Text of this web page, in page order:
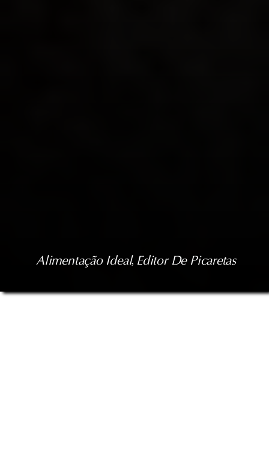
Alimentação Ideal, Editor De Picaretas